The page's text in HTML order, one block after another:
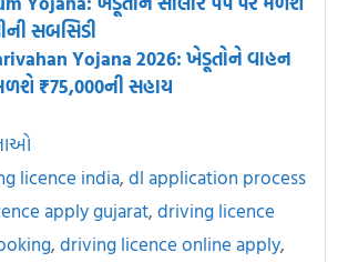
સબસિડી
Yojana 2026: ખેડૂતોને વાહન
₹75,000ની સહાય
licence india,dl application process
apply gujarat, driving licence
, driving licence online apply,